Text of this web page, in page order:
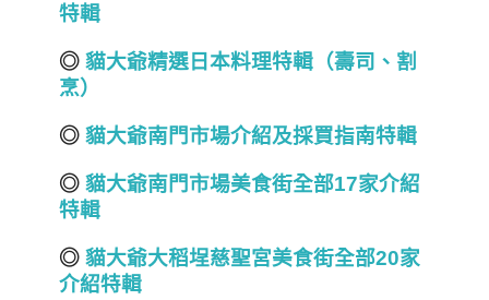
特輯
◎ 貓大爺精選日本料理特輯（壽司、割
烹）
◎ 貓大爺南門市場介紹及採買指南特輯
◎ 貓大爺南門市場美食街全部17家介紹
特輯
◎ 貓大爺大稻埕慈聖宮美食街全部20家
介紹特輯